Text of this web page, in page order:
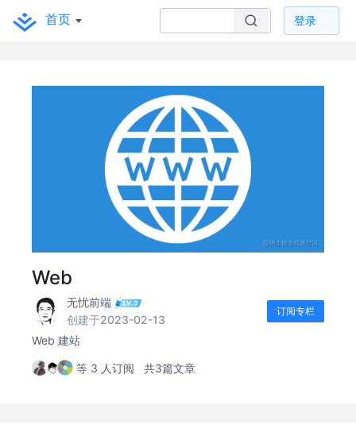
首页 登录
Web
无忧前端
创建于2023-02-13
订阅专栏
Web 建站
等 3 人订阅 共3篇文章